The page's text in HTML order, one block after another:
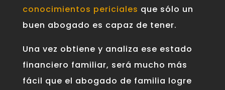
conocimientos periciales que sólo un
buen abogado es capaz de tener.
Una vez obtiene y analiza ese estado
financiero familiar, será mucho más
fácil que el abogado de familia logre